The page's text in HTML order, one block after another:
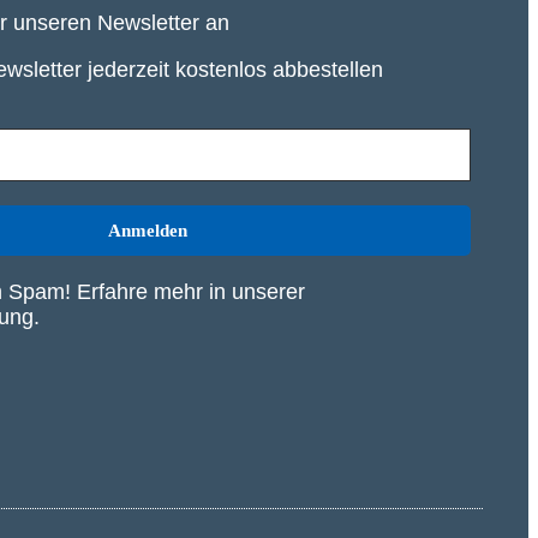
unseren Newsletter an
jederzeit kostenlos abbestellen
Spam! Erfahre mehr in unserer
.